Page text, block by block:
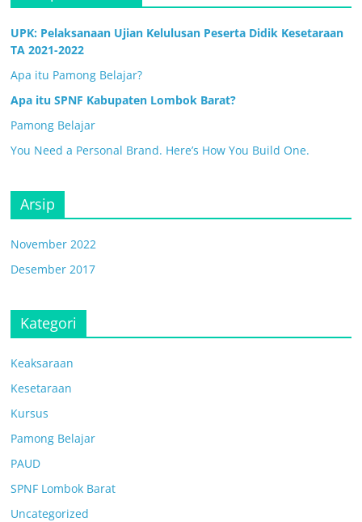
UPK: Pelaksanaan Ujian Kelulusan Peserta Didik Kesetaraan
TA 2021-2022
Apa itu Pamong Belajar?
Apa itu SPNF Kabupaten Lombok Barat?
Pamong Belajar
You Need a Personal Brand. Here’s How You Build One.
Arsip
November 2022
Desember 2017
Kategori
Keaksaraan
Kesetaraan
Kursus
Pamong Belajar
PAUD
SPNF Lombok Barat
Uncategorized